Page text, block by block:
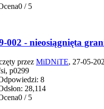
/ 5
002 - nieosiągnięta
przez MiDNiTE, 27-05-
8
28,114
/ 5